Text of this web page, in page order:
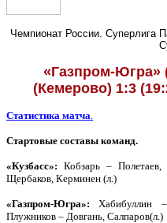
Чемпионат России. Суперлига
«Газпром-Югра»
(Кемерово) 1:3
Статистика матча.
Стартовые составы команд.
«Кузбасс»: Кобзарь –
Щербаков, Керминен (л.)
«Газпром-Югра»: Хабибуллин
Плужников – Довгань, Салпаров(л.)